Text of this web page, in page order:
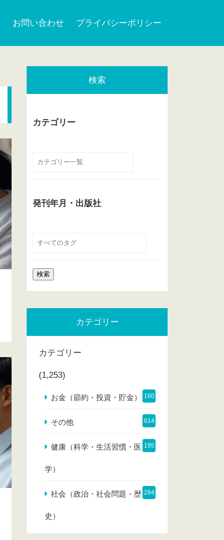
お問い合わせ プライバシーポリシー
検索
カテゴリー
発刊年月・出版社
カテゴリー
カテゴリー
(1,253)
お金（節約・投資・貯金） 160
その他 614
健康（科学・生活習慣・医
学）
195
社会（政治・社会問題・歴
史）
284